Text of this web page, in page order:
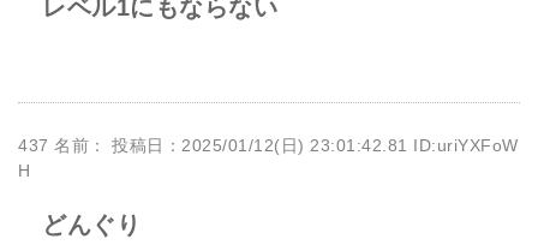
レベル1にもならない
437 名前：
投稿日：2025/01/12(日) 23:01:42.81 ID:uriYXFoW
H
どんぐり